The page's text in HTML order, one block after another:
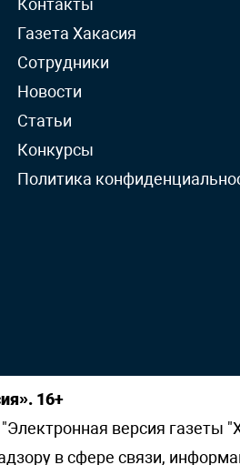
Контакты
Газета Хакасия
Сотрудники
Новости
Статьи
Конкурсы
Политика
16+
версия газеты
в сфере связи,